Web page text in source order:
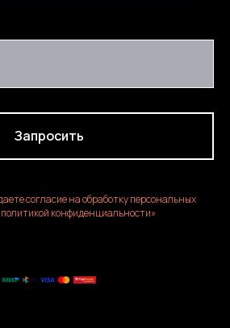
Запросить
согласие на обработку персональных
конфиденциальности»